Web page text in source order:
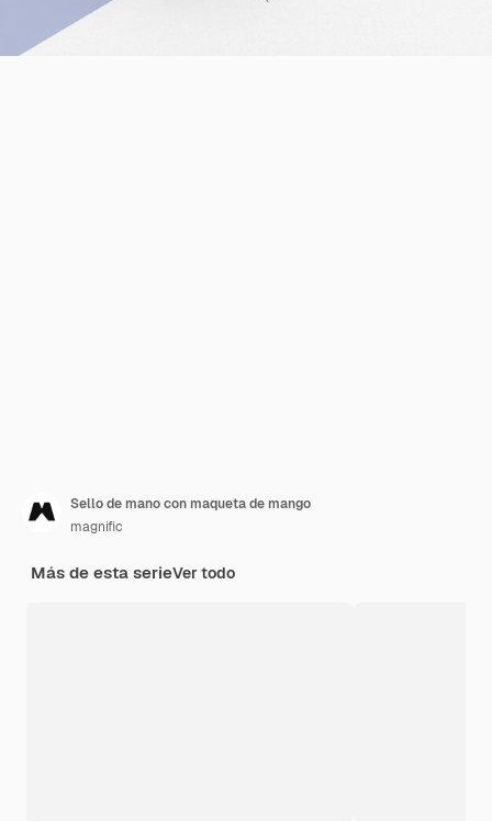
Sello de mano con maqueta de mango
magnific
Más de esta serieVer todo